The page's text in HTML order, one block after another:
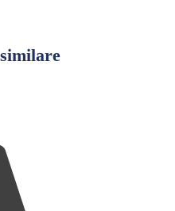
jucaria/produsul
copilul in timp ce se
instructiunile si
Pastrati